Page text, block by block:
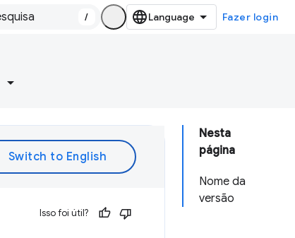
/ Fazer login
Nesta
página
Nome da
versão
Isso foi útil?